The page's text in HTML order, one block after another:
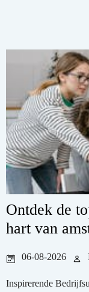
Ontdek de
hart van
06-08-2026
Inspirerende